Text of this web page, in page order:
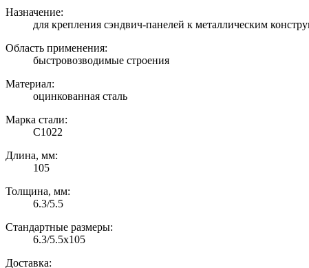
Назначение:
для крепления сэндвич-панелей к металлическим
Область применения:
быстровозводимые строения
Материал:
оцинкованная сталь
Марка стали:
С1022
Длина, мм:
105
Толщина, мм:
6.3/5.5
Стандартные размеры:
6.3/5.5х105
Доставка: